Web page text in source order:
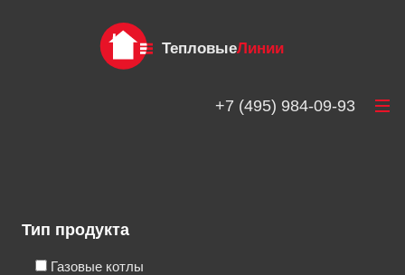
ТепловыеЛинии
+7 (495) 984-09-93
Тип продукта
Газовые котлы